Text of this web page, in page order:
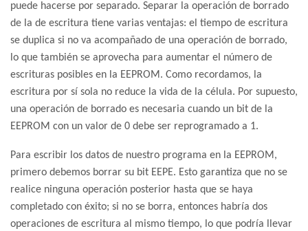
puede hacerse por separado. Separar la operación de borrado
de la de escritura tiene varias ventajas: el tiempo de escritura
se duplica si no va acompañado de una operación de borrado,
lo que también se aprovecha para aumentar el número de
escrituras posibles en la EEPROM. Como recordamos, la
escritura por sí sola no reduce la vida de la célula. Por supuesto,
una operación de borrado es necesaria cuando un bit de la
EEPROM con un valor de 0 debe ser reprogramado a 1.
Para escribir los datos de nuestro programa en la EEPROM,
primero debemos borrar su bit EEPE. Esto garantiza que no se
realice ninguna operación posterior hasta que se haya
completado con éxito; si no se borra, entonces habría dos
operaciones de escritura al mismo tiempo, lo que podría llevar